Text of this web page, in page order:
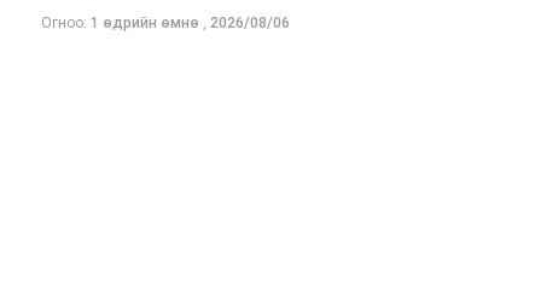
Одоогоор дэлбэрэлтийн шалтгаан, хэрэгт холбоотой
Огноо: 1 өдрийн өмнө , 2026/08/06